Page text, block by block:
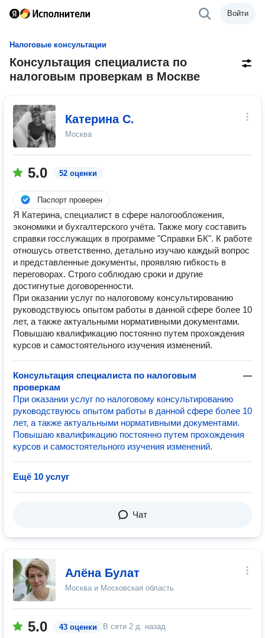
Войти
Налоговые консультации
Консультация специалиста по
налоговым проверкам в Москве
Катерина С.
Москва
5.0 52 оценки
Паспорт проверен
Я Катерина, специалист в сфере налогообложения,
экономики и бухгалтерского учёта. Также могу составить
справки госслужащих в программе "Справки БК". К работе
отношусь ответственно, детально изучаю каждый вопрос
и представленные документы, проявляю гибкость в
переговорах. Строго соблюдаю сроки и другие
достигнутые договоренности.
При оказании услуг по налоговому консультированию
руководствуюсь опытом работы в данной сфере более 10
лет, а также актуальными нормативными документами.
Повышаю квалификацию постоянно путем прохождения
курсов и самостоятельного изучения изменений.
Консультация специалиста по налоговым
проверкам
—
При оказании услуг по налоговому консультированию
руководствуюсь опытом работы в данной сфере более 10
лет, а также актуальными нормативными документами.
Повышаю квалификацию постоянно путем прохождения
курсов и самостоятельного изучения изменений.
Ещё 10 услуг
Чат
Алёна Булат
Москва и Московская область
5.0 43 оценки В сети 2 д. назад